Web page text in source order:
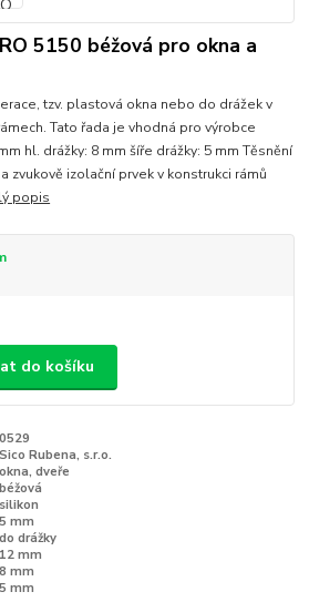
5150 béžová pro okna a
tzv. plastová okna nebo do drážek v
Tato řada je vhodná pro výrobce
hl. drážky: 8 mm šíře drážky: 5 mm Těsnění
zvukově izolační prvek v konstrukci rámů
popis
do košíku
0529
Sico Rubena, s.r.o.
okna, dveře
béžová
silikon
5 mm
do drážky
12 mm
8 mm
5 mm